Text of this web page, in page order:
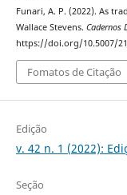
Funari, A. P. (2022). As
Wallace Stevens. Cadernos
https://doi.org/10.5007/
Fomatos de Citação
Edição
v. 42 n. 1 (2022):
Seção